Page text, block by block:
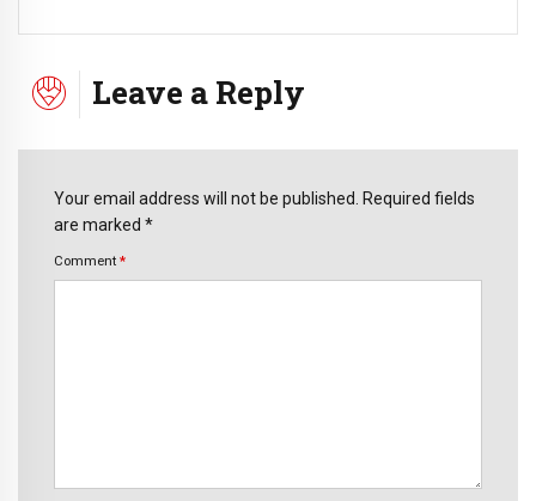
Leave a Reply
Your email address will not be published. Required fields
are marked *
Comment *